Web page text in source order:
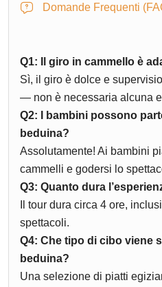
Domande Frequenti
Q1: Il giro in cammello è
Sì, il giro è dolce e
— non è necessaria alcuna
Q2: I bambini possono
beduina?
Assolutamente! Ai bambini
cammelli e godersi lo
Q3: Quanto dura
Il tour dura circa 4 ore,
spettacoli.
Q4: Che tipo di cibo viene
beduina?
Una selezione di piatti